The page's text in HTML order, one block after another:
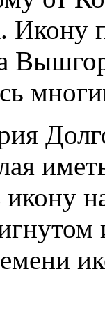
Икону
икону